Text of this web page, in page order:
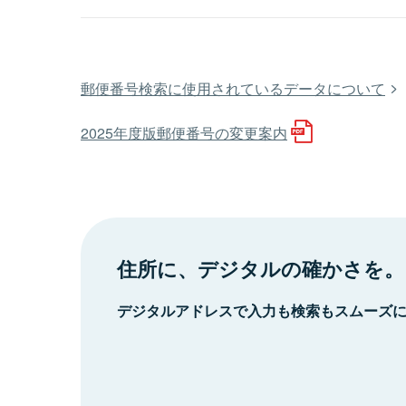
郵便番号検索に使用されているデータについて
2025年度版郵便番号の変更案内
住所に、デジタルの確かさを。
デジタルアドレスで入力も検索もスムーズ